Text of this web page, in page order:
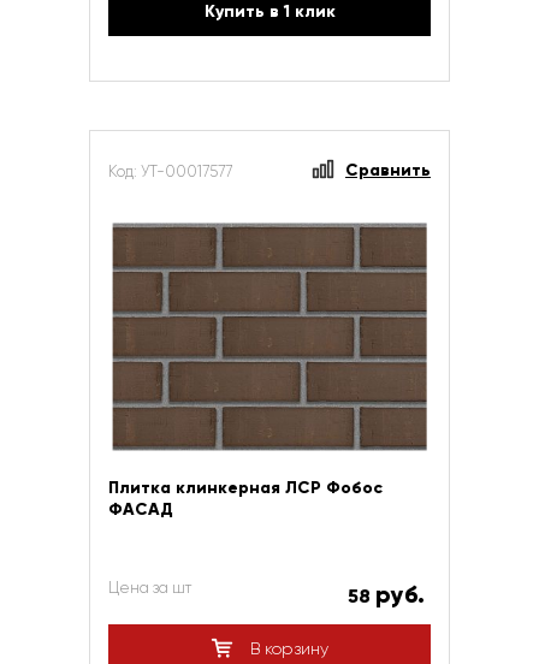
Купить в 1 клик
Код: УТ-00017577 Сравнить
Плитка клинкерная ЛСР Фобос
ФАСАД
Цена за шт 58 руб.
В корзину